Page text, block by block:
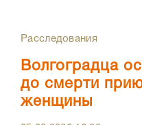
Расследования
Волгоградца
до смерти
женщины